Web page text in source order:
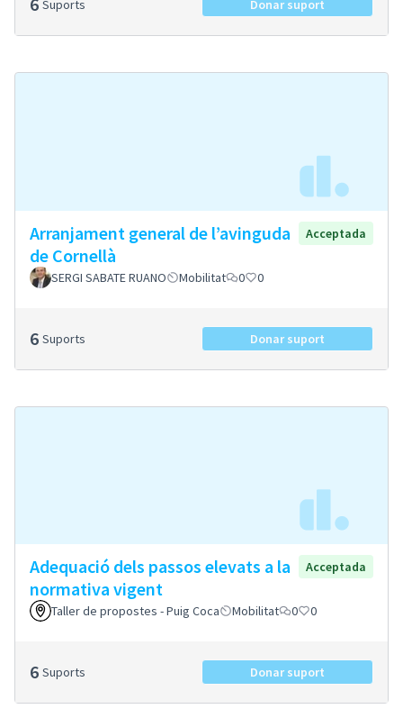
Suports Donar suport
Arranjament general de l’avinguda
de Cornellà
Acceptada
SERGI SABATE RUANO Mobilitat 0 0
6 Suports Donar suport
Adequació dels passos elevats a la
normativa vigent
Acceptada
Taller de propostes - Puig Coca Mobilitat 0 0
6 Suports Donar suport